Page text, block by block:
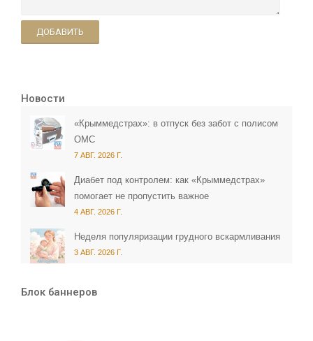
ДОБАВИТЬ
Новости
«Крыммедстрах»: в отпуск без забот с полисом
ОМС
7 АВГ. 2026 Г.
Диабет под контролем: как «Крыммедстрах»
помогает не пропустить важное
4 АВГ. 2026 Г.
Неделя популяризации грудного вскармливания
3 АВГ. 2026 Г.
Блок баннеров